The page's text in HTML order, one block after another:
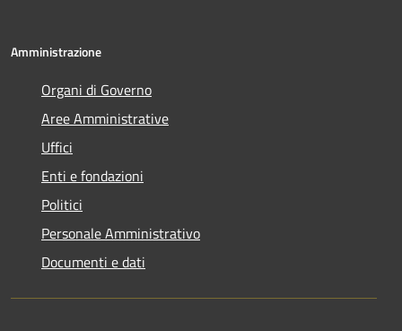
Amministrazione
Organi di Governo
Aree Amministrative
Uffici
Enti e fondazioni
Politici
Personale Amministrativo
Documenti e dati